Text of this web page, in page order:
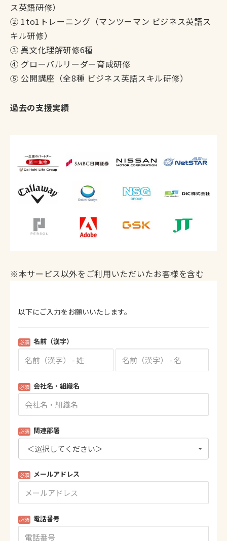
English
03-5413-8980
無料相談してみる
ス英語研修）
② 1to1トレーニング（マンツーマン ビジネス英語ス
キル研修）
③ 異文化理解研修6種
④ グローバルリーダー育成研修
⑤ 公開講座（全8種 ビジネス英語スキル研修）
過去の支援実績
※本サービス以外をご利用いただいたお客様を含む